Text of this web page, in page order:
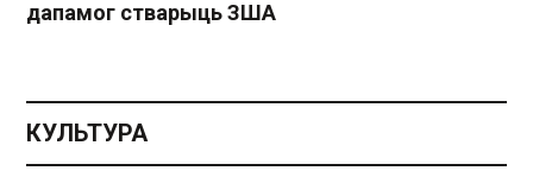
дапамог стварыць ЗША
КУЛЬТУРА